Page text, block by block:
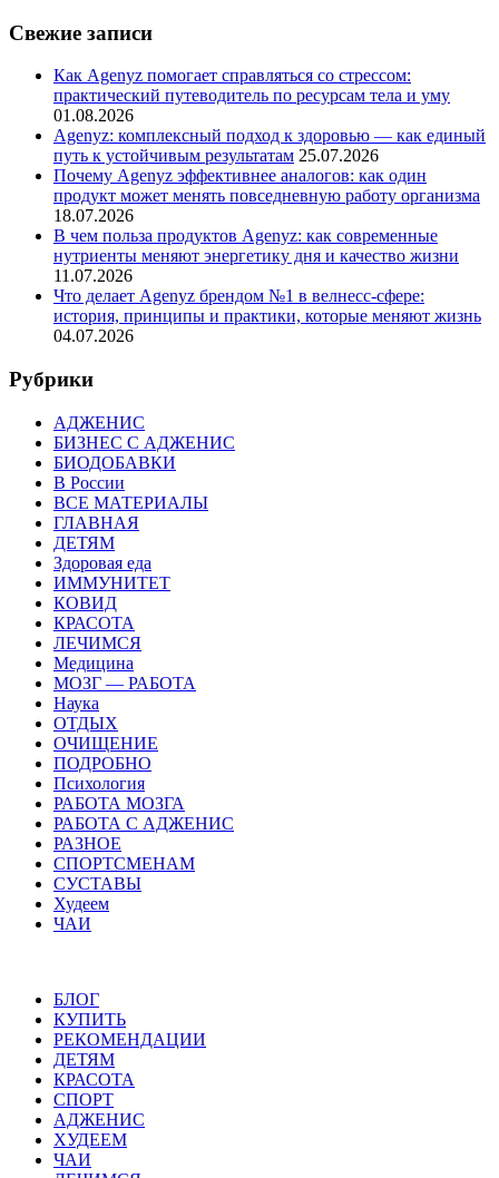
Свежие записи
Как Agenyz помогает справляться со стрессом:
практический путеводитель по ресурсам тела и уму
01.08.2026
Agenyz: комплексный подход к здоровью — как единый
путь к устойчивым результатам 25.07.2026
Почему Agenyz эффективнее аналогов: как один
продукт может менять повседневную работу организма
18.07.2026
В чем польза продуктов Agenyz: как современные
нутриенты меняют энергетику дня и качество жизни
11.07.2026
Что делает Agenyz брендом №1 в велнесс-сфере:
история, принципы и практики, которые меняют жизнь
04.07.2026
Рубрики
АДЖЕНИС
БИЗНЕС С АДЖЕНИС
БИОДОБАВКИ
В России
ВСЕ МАТЕРИАЛЫ
ГЛАВНАЯ
ДЕТЯМ
Здоровая еда
ИММУНИТЕТ
КОВИД
КРАСОТА
ЛЕЧИМСЯ
Медицина
МОЗГ — РАБОТА
Наука
ОТДЫХ
ОЧИЩЕНИЕ
ПОДРОБНО
Психология
РАБОТА МОЗГА
РАБОТА С АДЖЕНИС
РАЗНОЕ
СПОРТСМЕНАМ
СУСТАВЫ
Худеем
ЧАИ
БЛОГ
КУПИТЬ
РЕКОМЕНДАЦИИ
ДЕТЯМ
КРАСОТА
СПОРТ
АДЖЕНИС
ХУДЕЕМ
ЧАИ